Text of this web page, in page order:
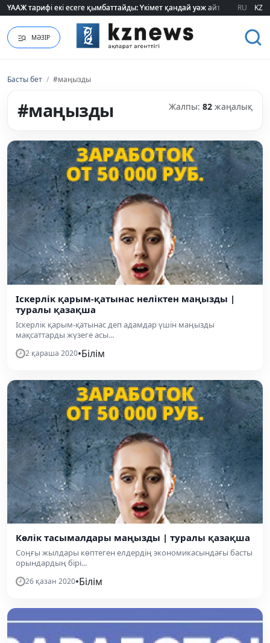
"320 мың теңге таппасаң... кедейсің": әлеуметтің табысы туралы түсінігі
RU KZ
МӘЗІР
Басты бет / #маңызды
#маңызды Жалпы: 82 жаңалық
Іскерлік қарым-қатынас неліктен маңызды |
туралы қазақша
Іскерлік қарым-қатынас деп адамдар үшін маңызды
мақсаттарды жүзеге асы...
2 қараша 2020•Білім
Көлік тасымалдары маңызды | туралы қазақша
Соңғы жылдары көптеген елдердің экономикасындағы басты
орындардың бірі...
26 қазан 2020•Білім